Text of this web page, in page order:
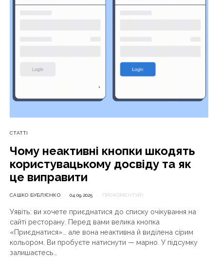
СТАТТІ
Чому неактивні кнопки шкодять
користувацькому досвіду та як
це виправити
САШКО БУБЛІЄНКО 04.09.2025 ПРОКОМЕНТУЙ!
Уявіть: ви хочете приєднатися до списку очікування на
сайті ресторану. Перед вами велика кнопка
«Приєднатися»… але вона неактивна й виділена сірим
кольором. Ви пробуєте натиснути — марно. У підсумку
залишаєтесь…